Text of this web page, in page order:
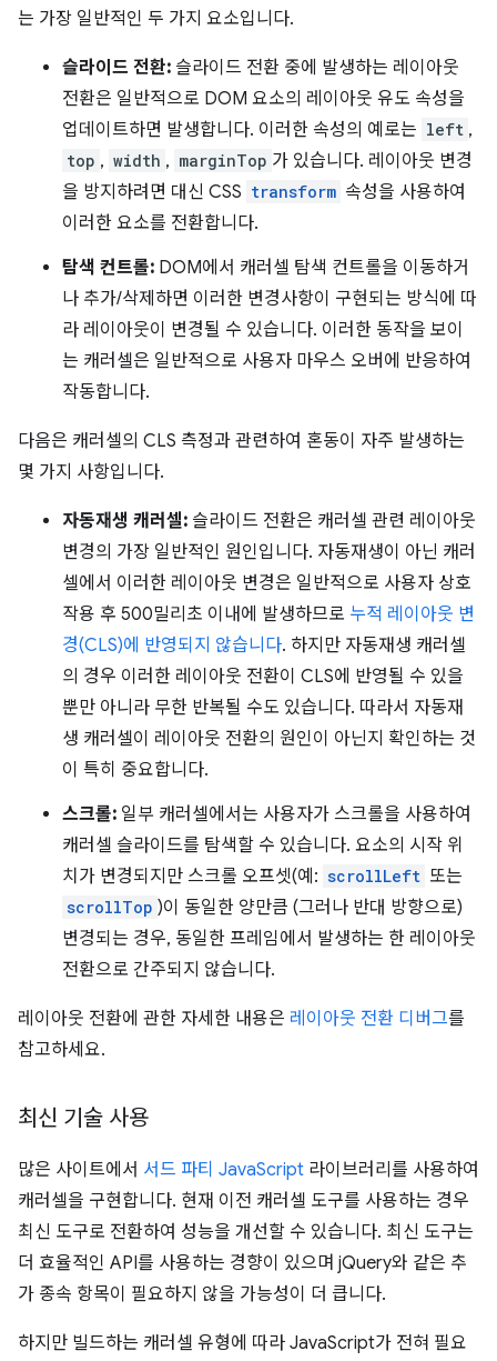
는 가장 일반적인 두 가지 요소입니다.
슬라이드 전환: 슬라이드 전환 중에 발생하는 레이아웃
전환은 일반적으로 DOM 요소의 레이아웃 유도 속성을
업데이트하면 발생합니다. 이러한 속성의 예로는 left ,
top , width , marginTop 가 있습니다. 레이아웃 변경
을 방지하려면 대신 CSS transform 속성을 사용하여
이러한 요소를 전환합니다.
탐색 컨트롤: DOM에서 캐러셀 탐색 컨트롤을 이동하거
나 추가/삭제하면 이러한 변경사항이 구현되는 방식에 따
라 레이아웃이 변경될 수 있습니다. 이러한 동작을 보이
는 캐러셀은 일반적으로 사용자 마우스 오버에 반응하여
작동합니다.
다음은 캐러셀의 CLS 측정과 관련하여 혼동이 자주 발생하는
몇 가지 사항입니다.
자동재생 캐러셀: 슬라이드 전환은 캐러셀 관련 레이아웃
변경의 가장 일반적인 원인입니다. 자동재생이 아닌 캐러
셀에서 이러한 레이아웃 변경은 일반적으로 사용자 상호
작용 후 500밀리초 이내에 발생하므로 누적 레이아웃 변
경(CLS)에 반영되지 않습니다. 하지만 자동재생 캐러셀
의 경우 이러한 레이아웃 전환이 CLS에 반영될 수 있을
뿐만 아니라 무한 반복될 수도 있습니다. 따라서 자동재
생 캐러셀이 레이아웃 전환의 원인이 아닌지 확인하는 것
이 특히 중요합니다.
스크롤: 일부 캐러셀에서는 사용자가 스크롤을 사용하여
캐러셀 슬라이드를 탐색할 수 있습니다. 요소의 시작 위
치가 변경되지만 스크롤 오프셋(예: scrollLeft 또는
scrollTop )이 동일한 양만큼 (그러나 반대 방향으로)
변경되는 경우, 동일한 프레임에서 발생하는 한 레이아웃
전환으로 간주되지 않습니다.
레이아웃 전환에 관한 자세한 내용은 레이아웃 전환 디버그를
참고하세요.
최신 기술 사용
많은 사이트에서 서드 파티 JavaScript 라이브러리를 사용하여
캐러셀을 구현합니다. 현재 이전 캐러셀 도구를 사용하는 경우
최신 도구로 전환하여 성능을 개선할 수 있습니다. 최신 도구는
더 효율적인 API를 사용하는 경향이 있으며 jQuery와 같은 추
가 종속 항목이 필요하지 않을 가능성이 더 큽니다.
하지만 빌드하는 캐러셀 유형에 따라 JavaScript가 전혀 필요